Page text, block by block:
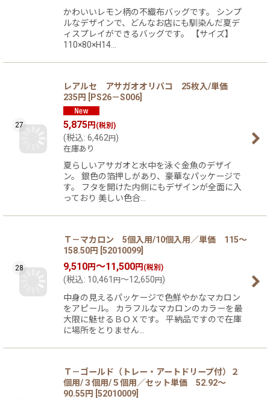
かわいいレモン柄の不織布バッグです。 シンプ
ルなデザインで、どんなお店にも馴染んだ夏デ
ィスプレイができるバッグです。 【サイズ】
110×80×H14…
27
レアルセ アサガオオリバコ 25枚入/単価
235円
PS26－S006
5,875円(税別)
(税込: 6,462円)
在庫あり
夏らしいアサガオと水中を泳ぐ金魚のデザイ
ン。 銀色の箔押しがあり、豪華なパッケージで
す。 フタを開けた内側にもデザインが全面に入
っており 美しい色合…
28
Ｔ－マカロン 5個入用/10個入用／単価 115〜
158.50円 [52010099]
9,510円～11,500円(税別)
(税込: 10,461 円～12,650円)
中身の見えるパッケージで色鮮やかなマカロン
をアピール。 カラフルなマカロンのカラーを最
大限に魅せるＢＯＸです。 平納品ですので在庫
に場所をとりません…
Ｔ－ゴールド（トレー・アートドリープ付）２
個用/３個用/５個用／セット単価 52.92〜
90.55円 [52010009]